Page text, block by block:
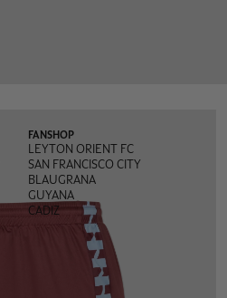
FANSHOP
LEYTON ORIENT FC
SAN FRANCISCO CITY
BLAUGRANA
GUYANA
CADIZ